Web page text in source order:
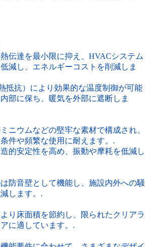
伝達を最小限に抑え、HVACシステム
減し、エネルギーコストを削減しま
抵抗）により効果的な温度制御が可能
部に保ち、暖気を外部に遮断しま
ニウムなどの堅牢な素材で構成され、
件や頻繁な使用に耐えます。.
的安定性を高め、振動や摩耗を低減し
防音壁として機能し、施設内外への騒
します。.
り床面積を節約し、限られたクリアラ
に適しています。.